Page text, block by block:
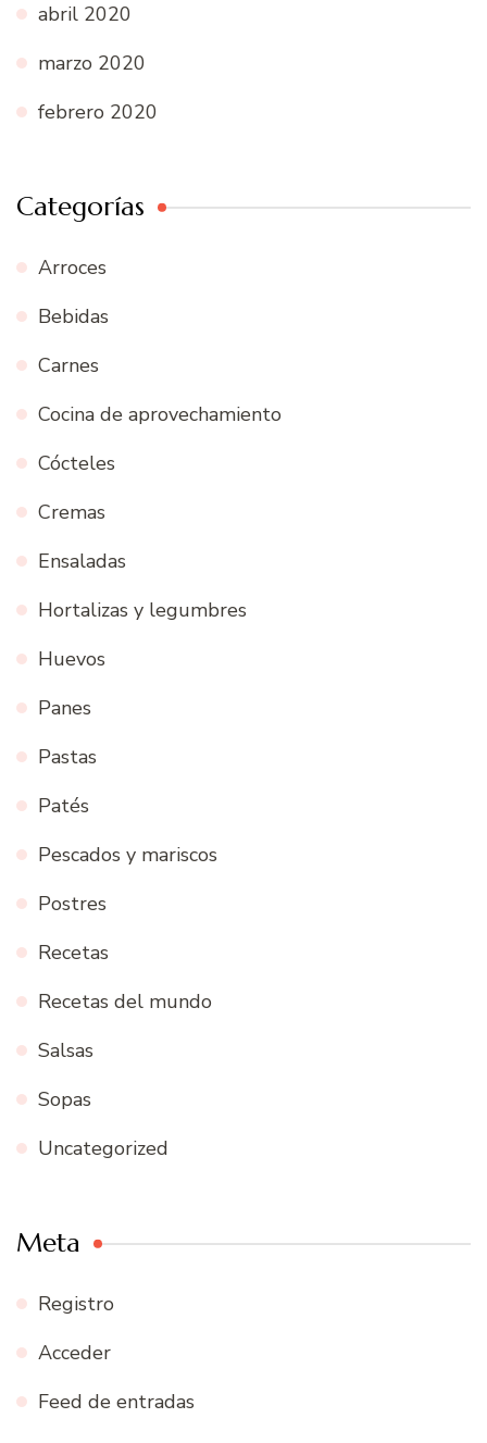
abril 2020
marzo 2020
febrero 2020
Categorías
Arroces
Bebidas
Carnes
Cocina de aprovechamiento
Cócteles
Cremas
Ensaladas
Hortalizas y legumbres
Huevos
Panes
Pastas
Patés
Pescados y mariscos
Postres
Recetas
Recetas del mundo
Salsas
Sopas
Uncategorized
Meta
Registro
Acceder
Feed de entradas